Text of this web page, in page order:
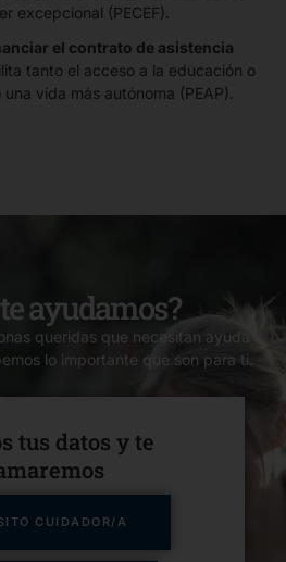
excepcional (PECEF).
el contrato de asistencia
tanto el acceso a la educación o
vida más autónoma (PEAP).
ayudamos?
queridas que necesitan ayuda
lo importante que son para ti.
tus datos y te
CUIDADOR/A